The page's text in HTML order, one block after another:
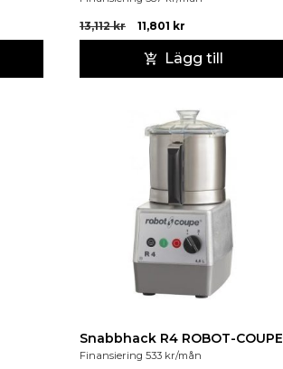
13,112kr 11,801 kr
Lägg till
Snabbhack R4 ROBOT-COUPE
Finansiering 533 kr/mån